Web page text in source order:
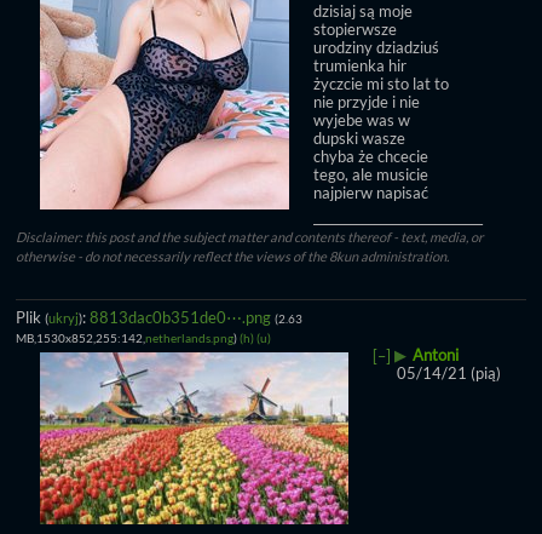
dzisiaj są moje
stopierwsze
urodziny dziadziuś
trumienka hir
życzcie mi sto lat to
nie przyjde i nie
wyjebe was w
dupski wasze
chyba że chcecie
tego, ale musicie
najpierw napisać
Disclaimer: this post and the subject matter and contents thereof - text, media, or
otherwise - do not necessarily reflect the views of the 8kun administration.
Plik (ukryj):8813dac0b351de0⋯.png (2.63
MB,1530x852,255:142, netherlands.png)(h)(u)
[–] ▶ Antoni
05/14/21 (pią)